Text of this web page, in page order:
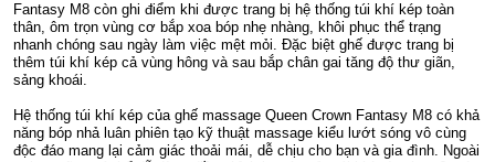
Fantasy M8 còn ghi điểm khi được trang bị hệ thống túi khí kép toàn
thân, ôm trọn vùng cơ bắp xoa bóp nhẹ nhàng, khôi phục thể trạng
nhanh chóng sau ngày làm việc mệt mỏi. Đặc biệt ghế được trang bị
thêm túi khí kép cả vùng hông và sau bắp chân gai tăng độ thư giãn,
sảng khoái.
Hệ thống túi khí kép của ghế massage Queen Crown Fantasy M8 có khả
năng bóp nhả luân phiên tạo kỹ thuật massage kiểu lướt sóng vô cùng
độc đáo mang lại cảm giác thoải mái, dễ chịu cho bạn và gia đình. Ngoài